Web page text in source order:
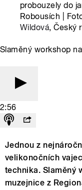
probouzely do
Robousích |
Wildová, Český
Slaměný workshop
2:56
Jednou z
velikonočních
technika. Slaměný
muzejnice z